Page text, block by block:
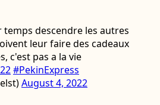
temps descendre les autres
leur faire des cadeaux
c'est pas a la vie
#PekinExpress
August 4, 2022